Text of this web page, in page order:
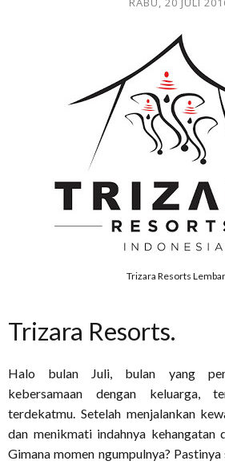
Trizara Resorts
Trizara Resorts.
Halo bulan Juli, bulan yang
kebersamaan dengan keluarga,
terdekatmu. Setelah menjalankan
dan menikmati indahnya kehangatan
Gimana momen ngumpulnya?